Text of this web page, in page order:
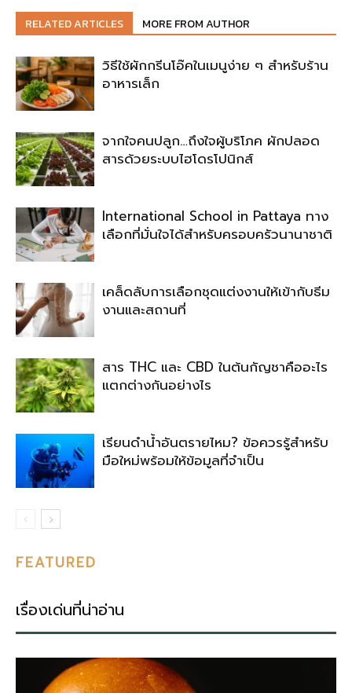
RELATED ARTICLES MORE FROM AUTHOR
วิธีใช้ผักกรีนโอ๊คในเมนูง่าย ๆ สำหรับร้าน
อาหารเล็ก
จากใจคนปลูก…ถึงใจผู้บริโภค ผักปลอด
สารด้วยระบบไฮโดรโปนิกส์
International School in Pattaya ทาง
เลือกที่มั่นใจได้สำหรับครอบครัวนานาชาติ
เคล็ดลับการเลือกชุดแต่งงานให้เข้ากับธีม
งานและสถานที่
สาร THC และ CBD ในต้นกัญชาคืออะไร
แตกต่างกันอย่างไร
เรียนดำน้ำอันตรายไหม? ข้อควรรู้สำหรับ
มือใหม่พร้อมให้ข้อมูลที่จำเป็น
FEATURED
เรื่องเด่นที่น่าอ่าน